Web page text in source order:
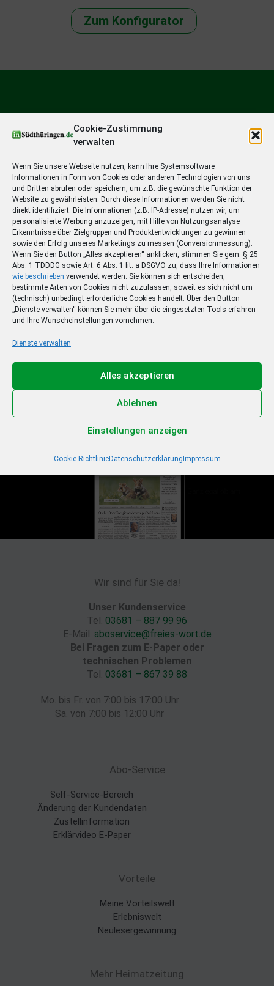
Cookie-Zustimmung
verwalten
Wenn Sie unsere Webseite nutzen, kann Ihre Systemsoftware
Informationen in Form von Cookies oder anderen Technologien von uns
und Dritten abrufen oder speichern, um z.B. die gewünschte Funktion der
Website zu gewährleisten. Durch diese Informationen werden Sie nicht
direkt identifiziert. Die Informationen (z.B. IP-Adresse) nutzen wir, um
personalisierte Werbung anzuzeigen, mit Hilfe von Nutzungsanalyse
Erkenntnisse über Zielgruppen und Produktentwicklungen zu gewinnen
sowie den Erfolg unseres Marketings zu messen (Conversionmessung).
Wenn Sie den Button „Alles akzeptieren“ anklicken, stimmen Sie gem. § 25
Abs. 1 TDDDG sowie Art. 6 Abs. 1 lit. a DSGVO zu, dass Ihre Informationen
wie beschrieben verwendet werden. Sie können sich entscheiden,
bestimmte Arten von Cookies nicht zuzulassen, soweit es sich nicht um
(technisch) unbedingt erforderliche Cookies handelt. Über den Button
„Dienste verwalten“ können Sie mehr über die eingesetzten Tools erfahren
und Ihre Wunscheinstellungen vornehmen.
Dienste verwalten
Alles akzeptieren
Ablehnen
Einstellungen anzeigen
Cookie-RichtlinieDatenschutzerklärungImpressum
Zum Konfigurator
Ihr Sommer – Ihr Abo –
Ihr Gewinn
Jetzt zum Sonderpreis lesen und eine 3-tägige
Sommerreise gewinnen!
Zum Deal
Wir sind für Sie da!
Unser Kundenservice
Tel. 03681 – 887 99 96
E-Mail: aboservice@freies-wort.de
Bei Fragen zum E-Paper oder
technischen Problemen
Tel. 03681 – 867 39 88
Mo. bis Fr. von 7:00 bis 17:00 Uhr
Sa. von 7:00 bis 12:00 Uhr
Abo-Service
Self-Service-Bereich
Änderung der Kundendaten
Zustellinformation
Erklärvideo E-Paper
Vorteile
Meine Vorteilswelt
Erlebniswelt
Neulesergewinnung
Mehr Heimatzeitung